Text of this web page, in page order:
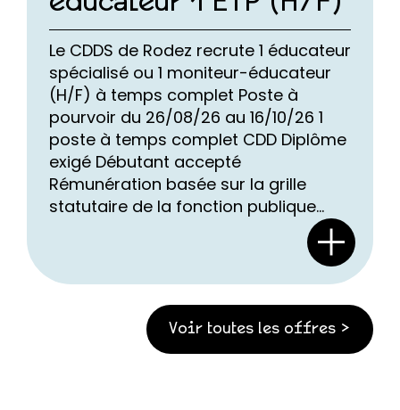
Le CDDS de Rodez recrute 1 éducateur
spécialisé ou 1 moniteur-éducateur
(H/F) à temps complet Poste à
pourvoir du 26/08/26 au 16/10/26 1
poste à temps complet CDD Diplôme
exigé Débutant accepté
Rémunération basée sur la grille
statutaire de la fonction publique...
Voir toutes les offres